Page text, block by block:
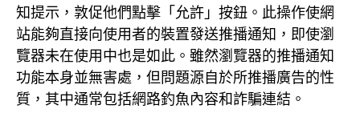
知提示，敦促他們點擊「允許」按鈕。此操作使網
站能夠直接向使用者的裝置發送推播通知，即使瀏
覽器未在使用中也是如此。雖然瀏覽器的推播通知
功能本身並無害處，但問題源自於所推播廣告的性
質，其中通常包括網路釣魚內容和詐騙連結。